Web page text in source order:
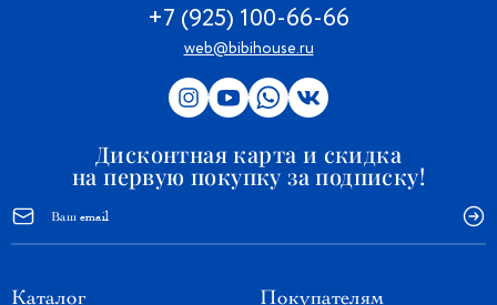
+7 (925) 100-66-66
web@bibihouse.ru
Дисконтная карта и скидка
на первую покупку за подписку!
Каталог Покупателям